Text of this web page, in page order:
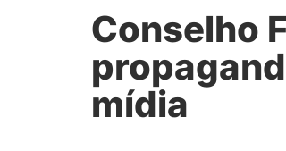
Conselho
mídia